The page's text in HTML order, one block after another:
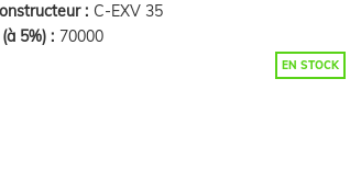
: C-EXV 35
5%) : 70000
EN STOCK